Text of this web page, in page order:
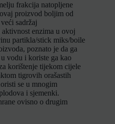
frakcija natopljene
proizvod boljim od
sadržaj
enzima u ovoj
partikla/stick miks/boile
poznato je da ga
vodu i koriste ga kao
korištenje tijekom cijele
tigrovih orašastih
se u mnogim
i sjemenki.
ovisno o drugim